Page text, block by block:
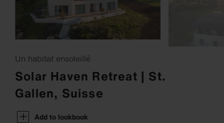
Service
Entreprise
Inspiration
Demandez un échantillon
Durabilité
Un habitat ensoleillé
Solar Haven Retreat | St.
Gallen, Suisse
Add to lookbook